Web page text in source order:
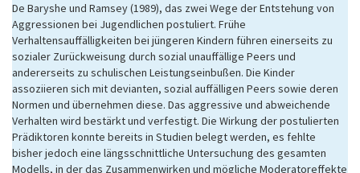
De Baryshe und Ramsey (1989), das zwei Wege der Entstehung von
Aggressionen bei Jugendlichen postuliert. Frühe
Verhaltensauffälligkeiten bei jüngeren Kindern führen einerseits zu
sozialer Zurückweisung durch sozial unauffällige Peers und
andererseits zu schulischen Leistungseinbußen. Die Kinder
assoziieren sich mit devianten, sozial auffälligen Peers sowie deren
Normen und übernehmen diese. Das aggressive und abweichende
Verhalten wird bestärkt und verfestigt. Die Wirkung der postulierten
Prädiktoren konnte bereits in Studien belegt werden, es fehlte
bisher jedoch eine längsschnittliche Untersuchung des gesamten
Modells, in der das Zusammenwirken und mögliche Moderatoreffekte